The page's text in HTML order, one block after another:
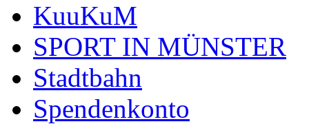
KuuKuM
SPORT IN MÜNSTER
Stadtbahn
Spendenkonto